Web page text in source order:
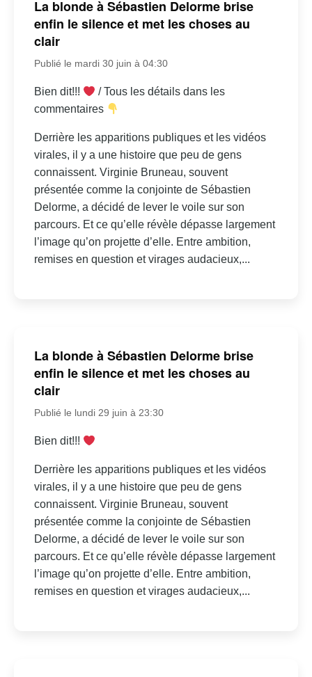
La blonde à Sébastien Delorme brise
enfin le silence et met les choses au
clair
Publié le mardi 30 juin à 04:30
Bien dit!!!
/ Tous les détails dans les
commentaires
Derrière les apparitions publiques et les vidéos
virales, il y a une histoire que peu de gens
connaissent. Virginie Bruneau, souvent
présentée comme la conjointe de Sébastien
Delorme, a décidé de lever le voile sur son
parcours. Et ce qu’elle révèle dépasse largement
l’image qu’on projette d’elle. Entre ambition,
remises en question et virages audacieux,...
La blonde à Sébastien Delorme brise
enfin le silence et met les choses au
clair
Publié le lundi 29 juin à 23:30
Bien dit!!!
Derrière les apparitions publiques et les vidéos
virales, il y a une histoire que peu de gens
connaissent. Virginie Bruneau, souvent
présentée comme la conjointe de Sébastien
Delorme, a décidé de lever le voile sur son
parcours. Et ce qu’elle révèle dépasse largement
l’image qu’on projette d’elle. Entre ambition,
remises en question et virages audacieux,...